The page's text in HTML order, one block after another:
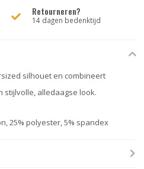
Retourneren?
14 dagen bedenktijd
silhouet en combineert
stijlvolle, alledaagse look.
25% polyester, 5% spandex